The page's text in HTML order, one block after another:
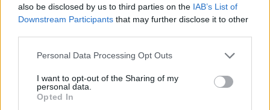
also be disclosed by us to third parties on the IAB’s List of
Downstream Participants that may further disclose it to other
Please note that this website/app uses one or more Google
not limited to your visit or usage behaviour. You may click to
grant or deny consent to Google and its third-party tags to
use your data for below specified purposes in below Google
Personal Data Processing Opt Outs
I want to opt-out of the Sharing of my
personal data.
Opted In
Métricas clave para valorar amistosos y
ganadoras…
DEPORTES